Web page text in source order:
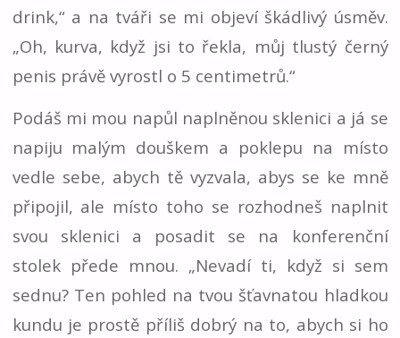
drink,“ a na tváři se mi objeví škádlivý úsměv.
„Oh, kurva, když jsi to řekla, můj tlustý černý
penis právě vyrostl o 5 centimetrů.“
Podáš mi mou napůl naplněnou sklenici a já se
napiju malým douškem a poklepu na místo
vedle sebe, abych tě vyzvala, abys se ke mně
připojil, ale místo toho se rozhodneš naplnit
svou sklenici a posadit se na konferenční
stolek přede mnou. „Nevadí ti, když si sem
sednu? Ten pohled na tvou šťavnatou hladkou
kundu je prostě příliš dobrý na to, abych si ho